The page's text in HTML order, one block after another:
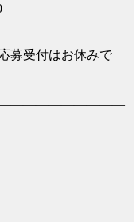
募受付はお休みで